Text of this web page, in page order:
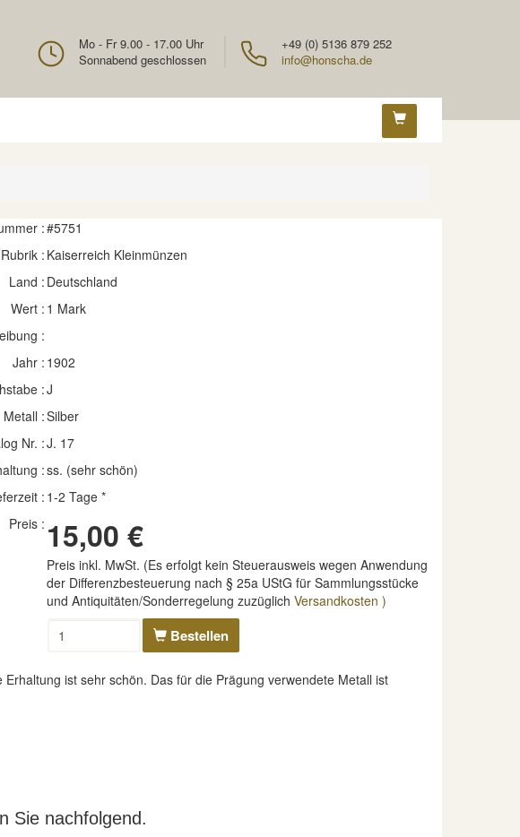
+49 (0) 5136 879 252
info@honscha.de
Mo - Fr 9.00 - 17.00 Uhr
Sonnabend geschlossen
:#5751
Rubrik : Kaiserreich Kleinmünzen
Land : Deutschland
Wert : 1 Mark
:
Jahr : 1902
:J
Metall :Silber
Nr. :J. 17
:ss. (sehr schön)
:1-2 Tage *
Preis : 15,00 €
Preis inkl. MwSt. (Es erfolgt kein Steuerausweis wegen Anwendung
der Differenzbesteuerung nach § 25a UStG für Sammlungsstücke
und Antiquitäten/Sonderregelung zuzüglich Versandkosten )
Bestellen
ist sehr schön. Das für die Prägung verwendete Metall ist
Sie nachfolgend.